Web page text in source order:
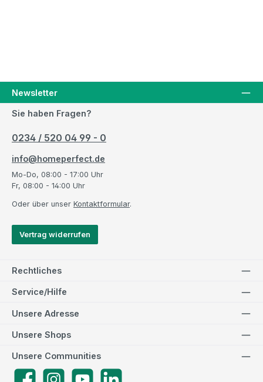
Newsletter
Sie haben Fragen?
0234 / 520 04 99 - 0
info@homeperfect.de
Mo-Do, 08:00 - 17:00 Uhr
Fr, 08:00 - 14:00 Uhr
Oder über unser Kontaktformular.
Vertrag widerrufen
Rechtliches
Service/Hilfe
Unsere Adresse
Unsere Communities
Unsere Shops